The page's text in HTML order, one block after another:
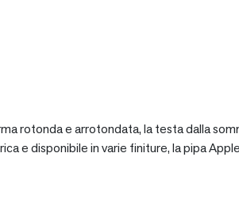
rotonda e arrotondata, la testa dalla
e disponibile in varie finiture, la pipa